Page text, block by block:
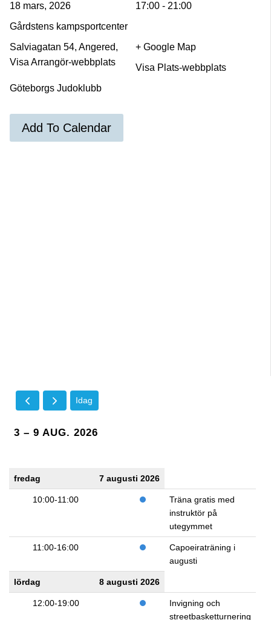
18 mars, 2026
17:00 - 21:00
Gårdstens kampsportcenter
Salviagatan 54, Angered,
+ Google Map
Visa Plats-webbplats
Göteborgs Judoklubb
Visa Arrangör-webbplats
Add To Calendar
Idag
3 – 9 AUG. 2026
fredag 7 augusti 2026
10:00-11:00
Träna gratis med
instruktör på
utegymmet
11:00-16:00
Capoeiraträning i
augusti
lördag 8 augusti 2026
12:00-19:00
Invigning och
streetbasketturnering